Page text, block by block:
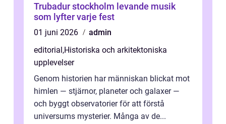
Trubadur stockholm levande musik
som lyfter varje fest
01 juni 2026
admin
editorial,Historiska och arkitektoniska
upplevelser
Genom historien har människan blickat mot
himlen — stjärnor, planeter och galaxer —
och byggt observatorier för att förstå
universums mysterier. Många av de...